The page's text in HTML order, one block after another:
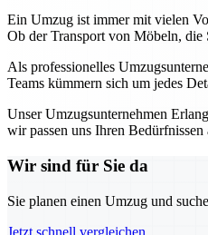
Ein Umzug ist immer mit vielen
Ob der Transport von Möbeln, die
Als professionelles
Teams kümmern sich um jedes
Unser Umzugsunternehmen
wir passen uns Ihren
Wir sind für Sie da
Sie planen einen Umzug und
Jetzt schnell vergleichen